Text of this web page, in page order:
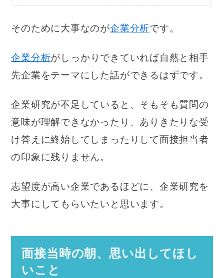
そのために大事なのが企業分析です。
企業分析がしっかりできていれば自然と相手
先企業をテーマにした話ができるはずです。
企業研究が不足していると、そもそも質問の
意味が理解できなかったり、ありきたりな受
け答えに終始してしまったりして面接担当者
の印象に残りません。
志望度が高い企業であるほどに、企業研究を
大事にしてもらいたいと思います。
面接当時の朝、思い出してほし
いこと